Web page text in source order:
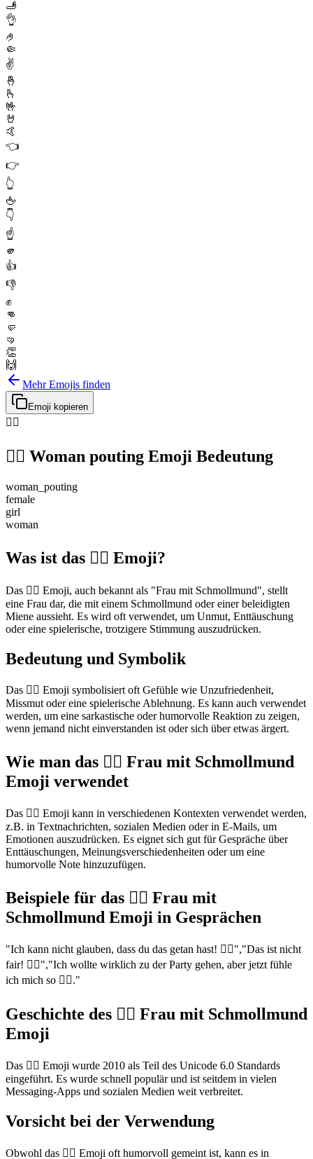
🫸
👌
🤌
🤏
✌️
🤞
🫰
🤟
🤘
🤙
👈
👉
👆
🖕
👇
☝️
🫵
👍
👎
✊
👊
🤛
🤜
👏
🙌
Mehr Emojis finden
Emoji kopieren
🙎‍♀️
🙎‍♀️ Woman pouting Emoji Bedeutung
woman_pouting
female
girl
woman
Was ist das 🙎‍♀️ Emoji?
Das 🙎‍♀️ Emoji, auch bekannt als "Frau mit Schmollmund", stellt
eine Frau dar, die mit einem Schmollmund oder einer beleidigten
Miene aussieht. Es wird oft verwendet, um Unmut, Enttäuschung
oder eine spielerische, trotzigere Stimmung auszudrücken.
Bedeutung und Symbolik
Das 🙎‍♀️ Emoji symbolisiert oft Gefühle wie Unzufriedenheit,
Missmut oder eine spielerische Ablehnung. Es kann auch verwendet
werden, um eine sarkastische oder humorvolle Reaktion zu zeigen,
wenn jemand nicht einverstanden ist oder sich über etwas ärgert.
Wie man das 🙎‍♀️ Frau mit Schmollmund
Emoji verwendet
Das 🙎‍♀️ Emoji kann in verschiedenen Kontexten verwendet werden,
z.B. in Textnachrichten, sozialen Medien oder in E-Mails, um
Emotionen auszudrücken. Es eignet sich gut für Gespräche über
Enttäuschungen, Meinungsverschiedenheiten oder um eine
humorvolle Note hinzuzufügen.
Beispiele für das 🙎‍♀️ Frau mit
Schmollmund Emoji in Gesprächen
"Ich kann nicht glauben, dass du das getan hast! 🙎‍♀️","Das ist nicht
fair! 🙎‍♀️","Ich wollte wirklich zu der Party gehen, aber jetzt fühle
ich mich so 🙎‍♀️."
Geschichte des 🙎‍♀️ Frau mit Schmollmund
Emoji
Das 🙎‍♀️ Emoji wurde 2010 als Teil des Unicode 6.0 Standards
eingeführt. Es wurde schnell populär und ist seitdem in vielen
Messaging-Apps und sozialen Medien weit verbreitet.
Vorsicht bei der Verwendung
Obwohl das 🙎‍♀️ Emoji oft humorvoll gemeint ist, kann es in